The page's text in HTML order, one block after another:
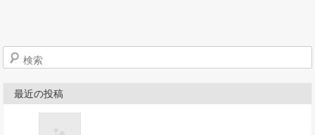
検索
最近の投稿